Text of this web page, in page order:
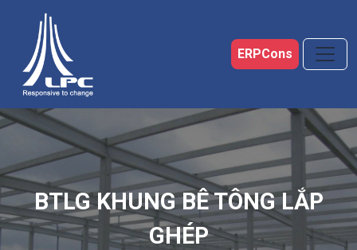
ERPCons
BTLG KHUNG BÊ TÔNG LẮP
GHÉP